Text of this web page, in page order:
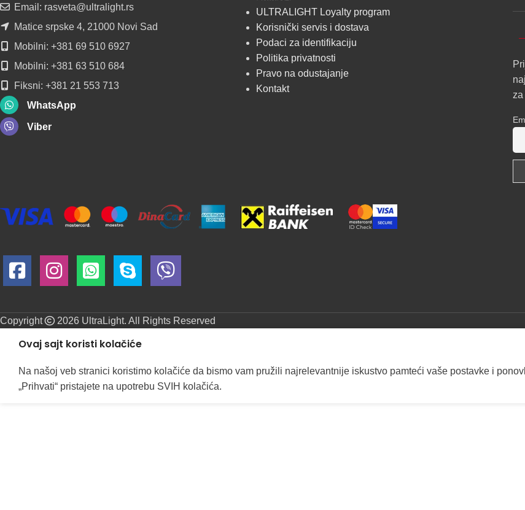
POGLEDAJ
Email: rasveta@ultralight.rs
Matice srpske 4, 21000 Novi Sad
Mobilni: +381 69 510 6927
Mobilni: +381 63 510 684
Fiksni: +381 21 553 713
WhatsApp
Viber
ULTRALIGHT Loyalty program
Korisnički servis i dostava
Podaci za identifikaciju
Politika privatnosti
Pravo na odustajanje
Kontakt
za
Copyright 2026 UltraLight. All Rights Reserved
Ovaj sajt koristi kolačiće
Na našoj veb stranici koristimo kolačiće da bismo vam pružili najrelevantnije iskustvo pamteći vaše postavke i
„Prihvati“ pristajete na upotrebu SVIH kolačića.